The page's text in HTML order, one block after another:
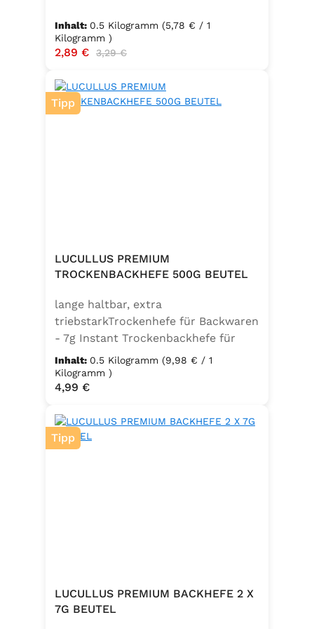
Hartweizengrieß, frische Eier
(Güteklasse A), Trinkwasser ✅
Hergestellt in Baden – Qualität seit
Inhalt: 0.5 Kilogramm (5,78 € / 1
Kilogramm )
Verkaufspreis:
2,89 € Regulärer Preis:
3,29 €
Tipp
LUCULLUS PREMIUM
TROCKENBACKHEFE 500G BEUTEL
lange haltbar, extra
triebstarkTrockenhefe für Backwaren
- 7g Instant Trockenbackhefe für
500g Weizenmehl, entspricht 25g
FrischhefeZutaten: Trockenbackhefe,
Emulgator Sorbitanmonostearat
Inhalt: 0.5 Kilogramm (9,98 € / 1
Kilogramm )
Regulärer Preis:
4,99 €
Tipp
LUCULLUS PREMIUM BACKHEFE 2 X
7G BEUTEL